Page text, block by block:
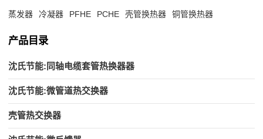
蒸发器 冷凝器 PFHE PCHE 壳管换热器 铜管换热器
产品目录
沈氏节能:同轴电缆套管热换器器
沈氏节能:微管道热交换器
壳管热交换器